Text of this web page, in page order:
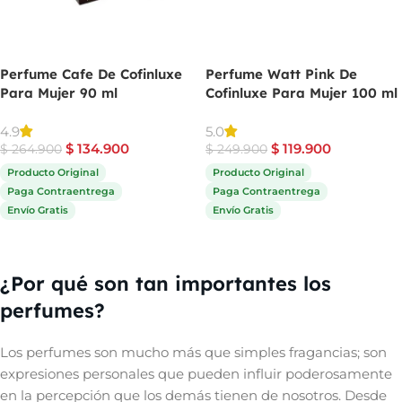
Perfume Cafe De Cofinluxe
Para Mujer 90 ml
4.9
$264.900 $ 134.900
Producto Original
Paga Contraentrega
Envío Gratis
Perfume Watt Pink De
Cofinluxe Para Mujer 100 ml
5.0
$249.900 $ 119.900
Producto Original
Paga Contraentrega
Envío Gratis
¿Por qué son tan importantes los
perfumes?
Los perfumes son mucho más que simples fragancias; son
expresiones personales que pueden influir poderosamente
en la percepción que los demás tienen de nosotros. Desde